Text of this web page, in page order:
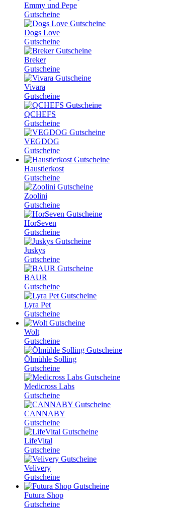
Emmy und Pepe
Gutscheine
Dogs Love
Gutscheine
Breker
Gutscheine
Vivara
Gutscheine
QCHEFS
Gutscheine
VEGDOG
Gutscheine
Haustierkost
Gutscheine
Zoolini
Gutscheine
HorSeven
Gutscheine
Juskys
Gutscheine
BAUR
Gutscheine
Lyra Pet
Gutscheine
Wolt
Gutscheine
Ölmühle Solling
Gutscheine
Medicross Labs
Gutscheine
CANNABY
Gutscheine
LifeVital
Gutscheine
Velivery
Gutscheine
Futura Shop
Gutscheine